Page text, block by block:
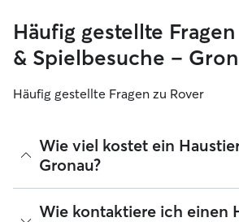
Häufig gestellte
& Spielbesuche –
Häufig gestellte Fragen zu Rover
Wie viel kostet ein
Gronau?
Haustiersitter können ihre Preise bei
Wie kontaktiere ich einen